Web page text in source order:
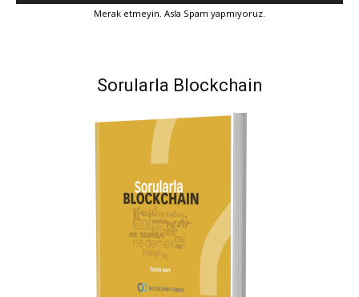
Merak etmeyin. Asla Spam yapmıyoruz.
Sorularla Blockchain